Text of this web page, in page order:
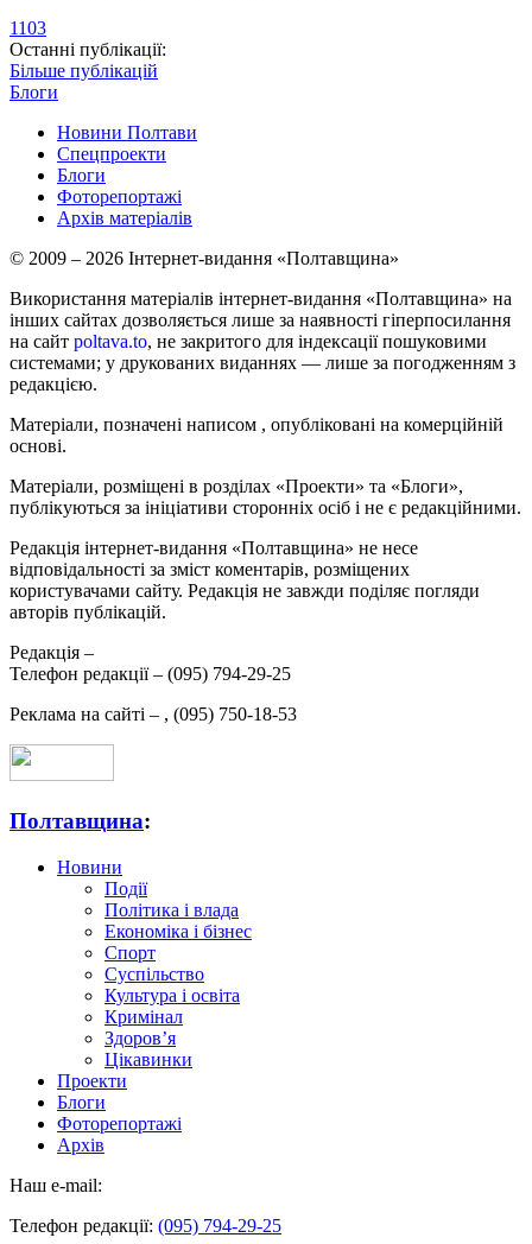
1103
Останні публікації:
Більше публікацій
Блоги
Новини Полтави
Спецпроекти
Блоги
Фоторепортажі
Архів матеріалів
© 2009 – 2026 Інтернет-видання «Полтавщина»
Використання матеріалів інтернет-видання «Полтавщина» на
інших сайтах дозволяється лише за наявності гіперпосилання
на сайт poltava.to, не закритого для індексації пошуковими
системами; у друкованих виданнях — лише за погодженням з
редакцією.
Матеріали, позначені написом , опубліковані на комерційній
основі.
Матеріали, розміщені в розділах «Проекти» та «Блоги»,
публікуються за ініціативи сторонніх осіб і не є редакційними.
Редакція інтернет-видання «Полтавщина» не несе
відповідальності за зміст коментарів, розміщених
користувачами сайту. Редакція не завжди поділяє погляди
авторів публікацій.
Редакція –
Телефон редакції – (095) 794-29-25
Реклама на сайті – , (095) 750-18-53
Полтавщина:
Новини
Події
Політика і влада
Економіка і бізнес
Спорт
Суспільство
Культура і освіта
Кримінал
Здоров’я
Цікавинки
Проекти
Блоги
Фоторепортажі
Архів
Наш e-mail:
Телефон редакції: (095) 794-29-25